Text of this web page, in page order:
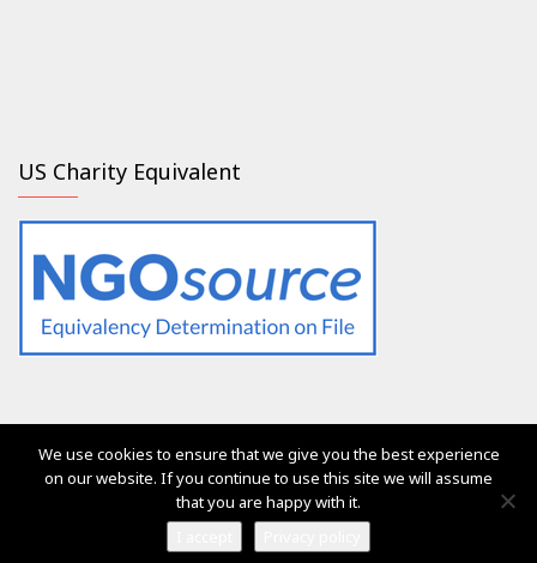
US Charity Equivalent
Οι υπηρεσίες του Generation 2.0 RED ήταν, είναι και θα είναι
πάντοτε δωρεάν για όλους
Ⓒ Generation 2.0 for Rights, Equality & Diversity 2017
We use cookies to ensure that we give you the best experience
on our website. If you continue to use this site we will assume
that you are happy with it.